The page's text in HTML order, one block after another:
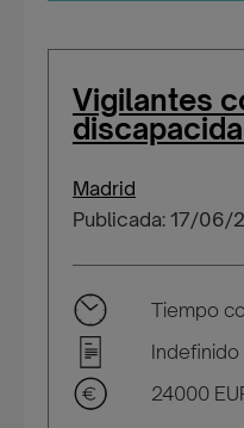
Vigilantes
Madrid
Publicada: 17/06/
Tiempo
Indefinido
24000